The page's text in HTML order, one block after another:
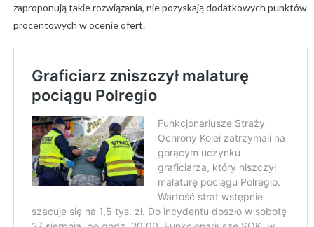
zaproponują takie rozwiązania, nie pozyskają dodatkowych punktów
procentowych w ocenie ofert.